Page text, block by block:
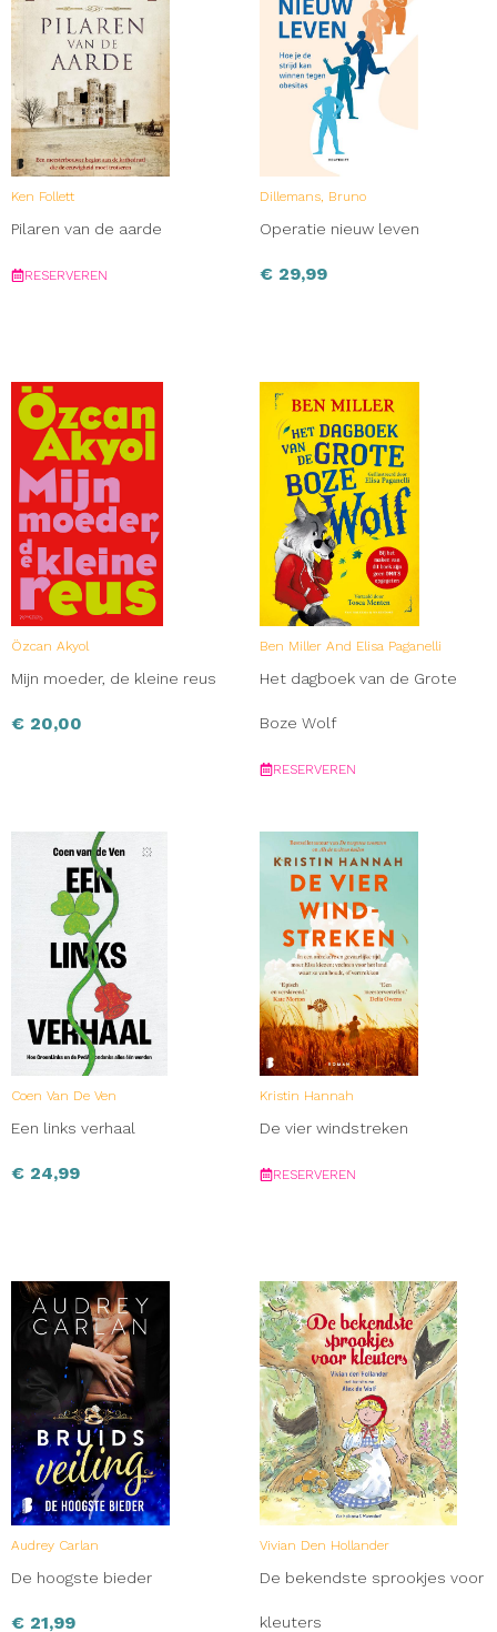
Ken Follett
Pilaren van de aarde
RESERVEREN
Dillemans, Bruno
Operatie nieuw leven
€ 29,99
Özcan Akyol
Mijn moeder, de kleine reus
€ 20,00
Ben Miller And Elisa Paganelli
Het dagboek van de Grote
Boze Wolf
RESERVEREN
Coen Van De Ven
Een links verhaal
€ 24,99
Kristin Hannah
De vier windstreken
RESERVEREN
Audrey Carlan
De hoogste bieder
€ 21,99
Vivian Den Hollander
De bekendste sprookjes voor
kleuters